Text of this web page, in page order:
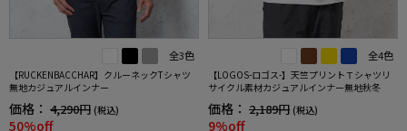
全3色
【RUCKENBACCHAR】クルーネックTシャツ
無地カジュアルインナー
価格： 4,290円 (税込)
50%off
全4色
【LOGOS-ロゴス-】天竺プリントＴシャツリ
サイクル素材カジュアルインナー無地秋冬
価格： 2,189円 (税込)
9%off